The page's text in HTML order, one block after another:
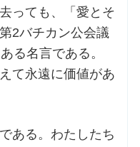
っても、「愛とそ
2バチカン公会議
る名言である。
て永遠に価値があ
ある。わたしたち